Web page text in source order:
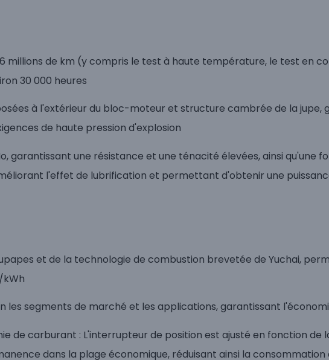
millions de km (y compris le test à haute température, le test en
30 000 heures
à l'extérieur du bloc-moteur et structure cambrée de la jupe,
de haute pression d'explosion
garantissant une résistance et une ténacité élevées, ainsi qu'une
l'effet de lubrification et permettant d'obtenir une
et de la technologie de combustion brevetée de Yuchai,
segments de marché et les applications, garantissant
de carburant : L'interrupteur de position est ajusté en fonction de
dans la plage économique, réduisant ainsi la consommation